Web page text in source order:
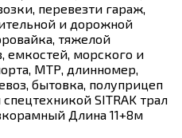
перевезти гараж,
и дорожной
тяжелой
емкостей, морского и
МТР, длинномер,
бытовка, полуприцеп
SITRAK трал
Длина 11+8м